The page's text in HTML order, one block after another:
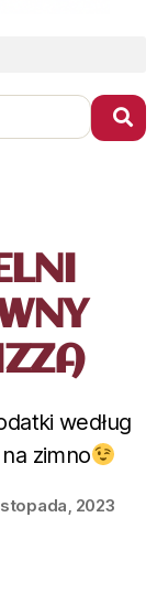
według
zimno
2023